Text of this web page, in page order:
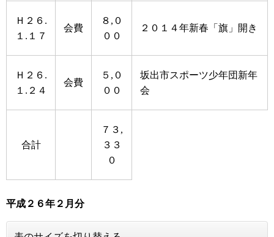
Ｈ２６.
１.１７
会費
８,０
００
２０１４年新春「旗」開き
Ｈ２６.
１.２４
会費
５,０
００
坂出市スポーツ少年団新年
会
合計
７３,
３３
０
平成２６年２月分